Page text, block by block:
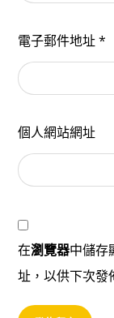
電子郵件地址*
個人網站網址
在瀏覽器中儲存
址，以供下次發